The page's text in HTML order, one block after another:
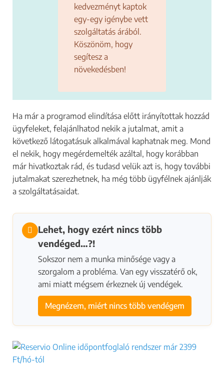
Lábápoló
Masszőr
Műszempilla építő
Képzőhely / oktató
Szalon tulajdonos
Többet is választhatsz.
Hol működik a vállalkozásod?*
Csak a település nevét add meg.
Hogyan tudlak elérni?
v
á
l
a
k
o
á
o
d
Teljes neved*
Email címed*
Telefonszámod
ELKÜLDÖM AZ ADATOKAT
Az űrlap elküldése nem jelent megbízást.
Ha kérdésed van, írhatsz azinfo@szalontuning.hucímre
vagy kereshetsz a
+36 20 589 9752
kedvezményt kaptok
egy-egy igénybe vett
szolgáltatás árából.
Köszönöm, hogy
segítesz a
növekedésben!
Ha már a programod elindítása előtt irányítottak hozzád
ügyfeleket, felajánlhatod nekik a jutalmat, amit a
következő látogatásuk alkalmával kaphatnak meg. Mond
el nekik, hogy megérdemelték azáltal, hogy korábban
már hivatkoztak rád, és tudasd velük azt is, hogy további
jutalmakat szerezhetnek, ha még több ügyfélnek ajánlják
a szolgáltatásaidat.
Lehet, hogy ezért nincs több
vendéged…?!
Sokszor nem a munka minősége vagy a
szorgalom a probléma. Van egy visszatérő ok,
ami miatt mégsem érkeznek új vendégek.
Megnézem, miért nincs több vendégem